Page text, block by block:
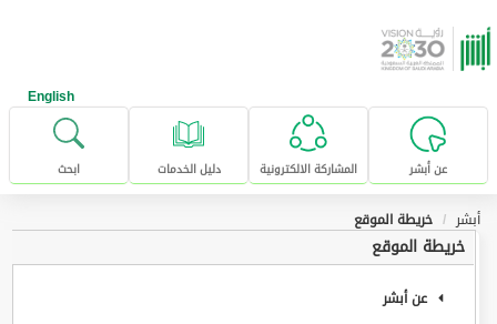
تخطى للإنتقال إلى المحتوى الرئيسي
English
عن أبشر المشاركة الالكترونية دليل الخدمات ابحث
أبشر خريطة الموقع
خريطة الموقع
عن أبشر